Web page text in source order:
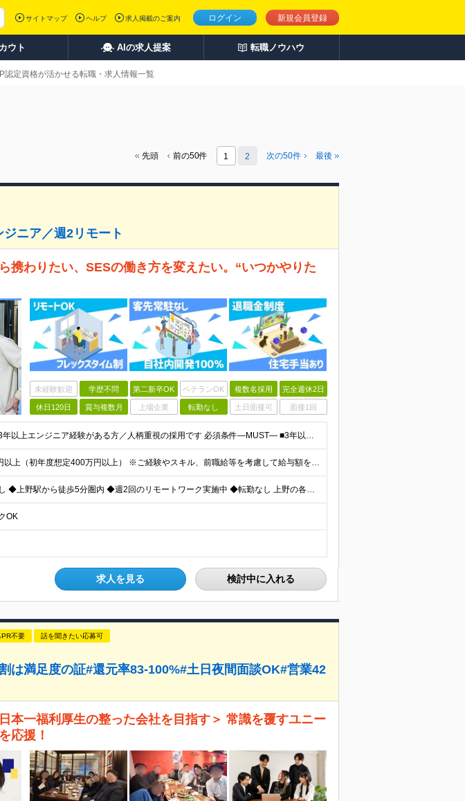
ログイン 新規会員登録
サイトマップ ヘルプ 求人掲載のご案内
ウト AIの求人提案 転職ノウハウ
認定資格が活かせる転職・求人情報一覧
先頭 前の50件 1 2 次の50件 最後
ニア／週2リモート
携わりたい、SESの働き方を変えたい。“いつかやりた
未経験歓迎 学歴不問 第二新卒OK ベテランOK 複数名採用 完全週休2日
休日120日 賞与複数月 上場企業 転勤なし 土日面接可 面接1回
◇学歴不問◇3年以上エンジニア経験がある方／人柄重視の採用です 必須条件―MUST― ■3年以上エンジニア経験がある方 ■C#、Java、Node.js、VB.NETを使った実務経験がある方 《
月給270,000円以上（初年度想定400万円以上） ※ご経験やスキル、前職給等を考慮して給与額を決定します。 ※試用期間は3ヶ月間となります。期間中の待遇に変更はありません。 ★社員の昇給率はほ
◆客先常駐なし ◆上野駅から徒歩5分圏内 ◆週2回のリモートワーク実施中 ◆転勤なし 上野の各オフィスでの勤務となります。 ￣￣￣￣￣￣￣￣￣￣￣￣￣￣￣￣￣ ＜本社＞ 東京都台東区上野7-2-8
OK
求人を見る 検討中に入れる
PR不要 話を聞きたい応募可
は満足度の証#還元率83-100%#土日夜間面談OK#営業42
本一福利厚生の整った会社を目指す＞ 常識を覆すユニー
応援！